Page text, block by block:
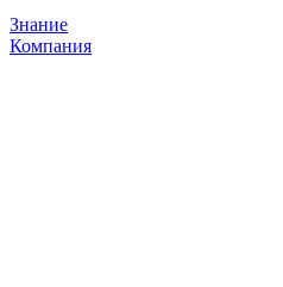
Знание
Компания